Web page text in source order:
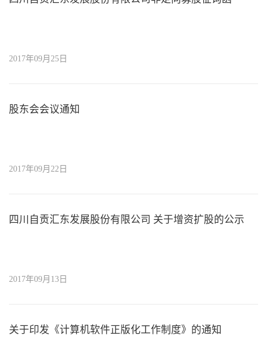
2017年09月25日
股东会会议通知
2017年09月22日
四川自贡汇东发展股份有限公司 关于增资扩股的公示
2017年09月13日
关于印发《计算机软件正版化工作制度》的通知